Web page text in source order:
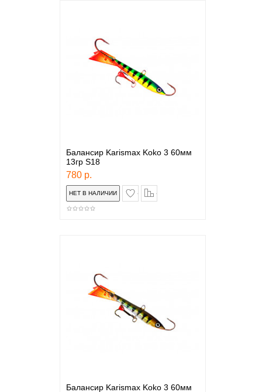
Балансир Karismax Koko 3 60мм
13гр S18
780 р.
в закладки
Балансир Karismax Koko 3 60мм